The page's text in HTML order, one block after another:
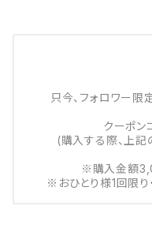
只今、フォロワー限
クーポン
(購入する際、上記
※購入金額
※おひとり様1回限り